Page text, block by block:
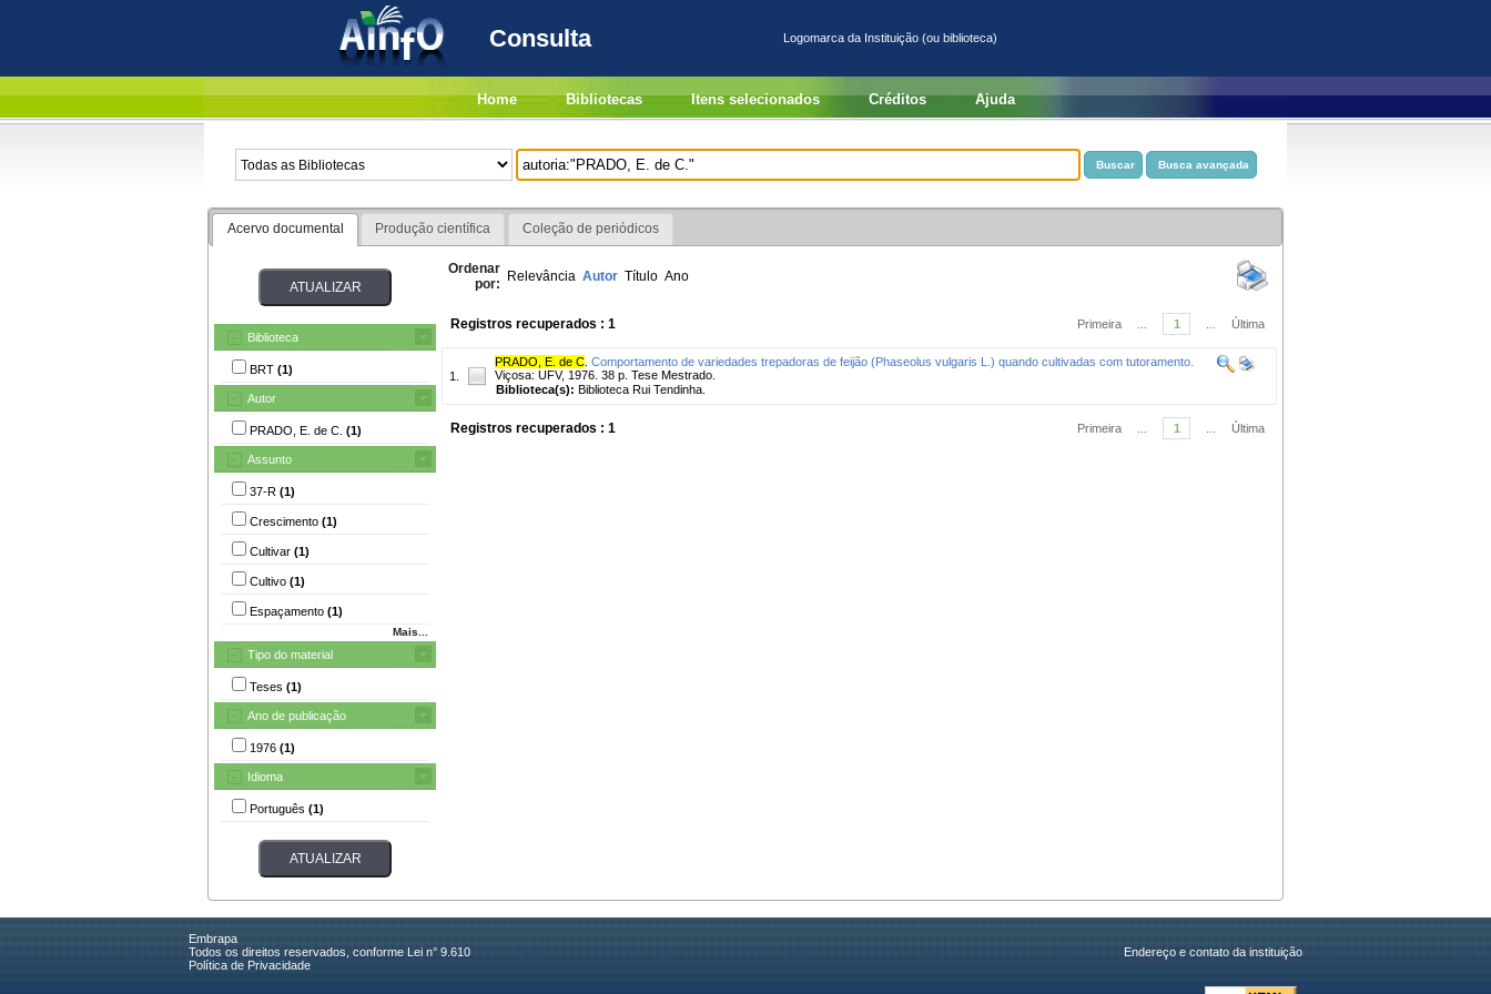
Consulta Logomarca da Instituição (ou biblioteca)
Home Bibliotecas Itens selecionados Créditos Ajuda
Acervo documental Produção científica Coleção de periódicos
Biblioteca
BRT (1)
Autor
PRADO, E. de C. (1)
Assunto
37-R (1)
Crescimento (1)
Cultivar (1)
Cultivo (1)
Espaçamento (1)
Mais...
Tipo do material
Teses (1)
Ano de publicação
1976 (1)
Idioma
Português (1)
Ordenar
por: Relevância Autor Título Ano
Registros recuperados : 1 Primeira 1 Última
1.
PRADO, E. de C Comportamento de variedades trepadoras de feijão (Phaseolus vulgaris L.) quando cultivadas com tutoramento.
Viçosa: UFV, 1976. 38 p. Tese Mestrado.
Biblioteca(s): Biblioteca Rui Tendinha.
Registros recuperados : 1 Primeira 1 Última
Embrapa
Todos os direitos reservados, conforme Lei n° 9.610
Política de Privacidade
Endereço e contato da instituição